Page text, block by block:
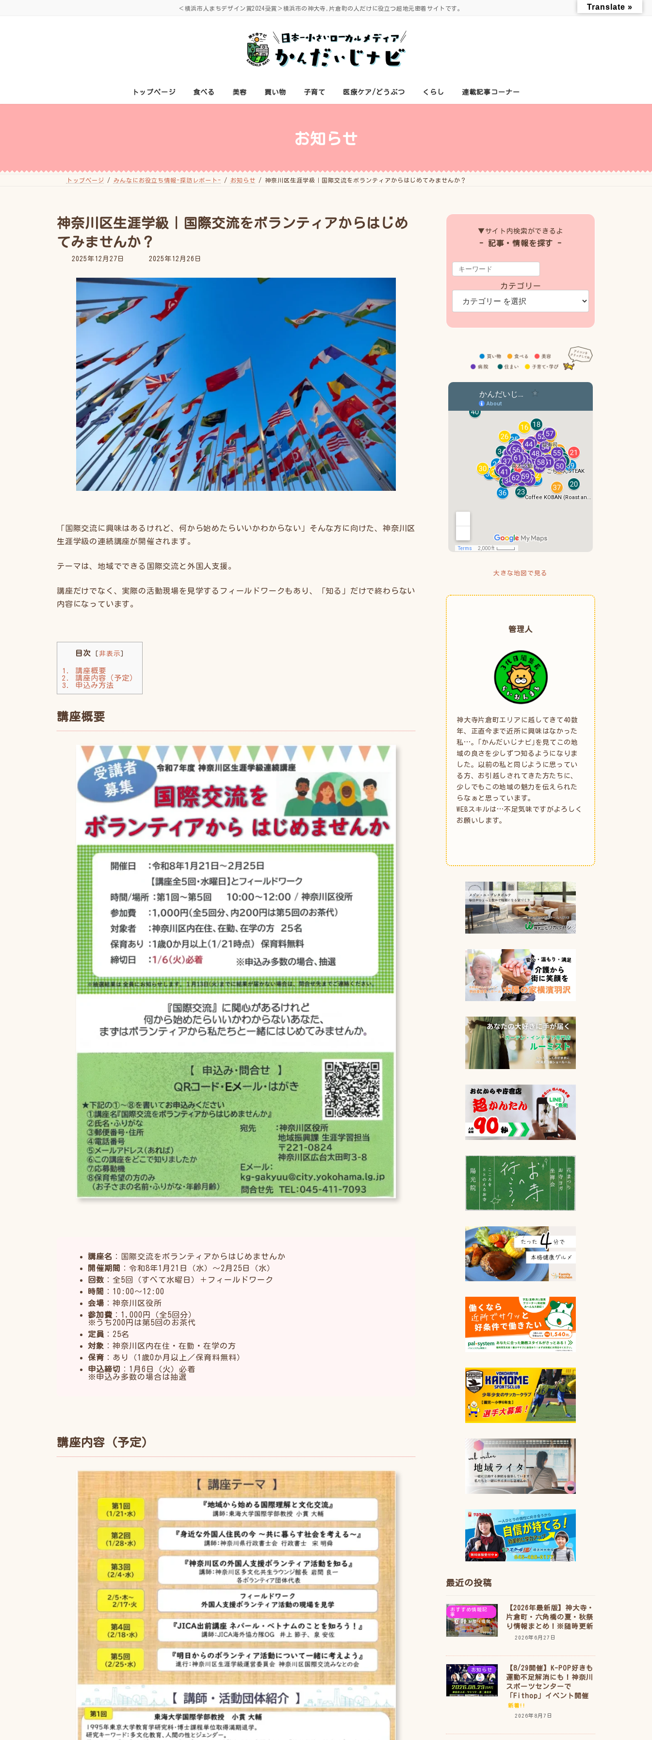
＜横浜市人まちデザイン賞2024受賞＞横浜市の神大寺,片倉町の人だけに役立つ超地元密着サイトです。
トップページ 食べる 美容 買い物 子育て 医療ケア/どうぶつ くらし 連載記事コーナー
お知らせ
トップページ みんなにお役立ち情報-探訪レポート- お知らせ 神奈川区生涯学級｜国際交流をボランティアからはじめてみませんか？
神奈川区生涯学級｜国際交流をボランティアからはじめ
てみませんか？
2025年12月27日
最
新
日
2025年12月26日
「国際交流に興味はあるけれど、何から始めたらいいかわからない」そんな方に向けた、神奈川区
生涯学級の連続講座が開催されます。
テーマは、地域でできる国際交流と外国人支援。
講座だけでなく、実際の活動現場を見学するフィールドワークもあり、「知る」だけで終わらない
内容になっています。
目次 [ 非表示 ]
1.
講座概要
2.
講座内容（予定）
3.
申込み方法
講座概要
講座名 ：国際交流をボランティアからはじめませんか
開催期間
：令和8年1月21日（水）〜2月25日（水）
回数 ：全5回（すべて水曜日）＋フィールドワーク
時間
：10:00〜12:00
会場 ：神奈川区役所
参加費 ：1,000円（全5回分）
※うち200円は第5回のお茶代
定員 ：25名
対象 ：神奈川区内在住・在勤・在学の方
保育 ：あり（1歳0か月以上／保育料無料）
申込締切 ：1月6日（火）必着
※申込み多数の場合は抽選
講座内容（予定）
▼サイト内検索ができるよ
- 記事・情報を探す -
カテゴリー
大きな地図で見る
管理人
神大寺片倉町エリアに越してきて40数
年、正直今まで近所に興味はなかった
私…。｢かんだいじナビ｣を見てこの地
域の良さを少しずつ知るようになりま
した。以前の私と同じように思ってい
る方、お引越しされてきた方たちに、
少しでもこの地域の魅力を伝えられた
らなぁと思っています。
WEBスキルは…不足気味ですがよろしく
お願いします。
最近の投稿
おすすめ情報記
事
【2026年最新版】神大寺・
片倉町・六角橋の夏・秋祭
り情報まとめ！※随時更新
2026年6月27日
お知らせ
【8/29開催】K-POP好きも
運動不足解消にも！神奈川
スポーツセンターで
「Fithop」イベント開催
新着!!
2026年8月7日
Translate »